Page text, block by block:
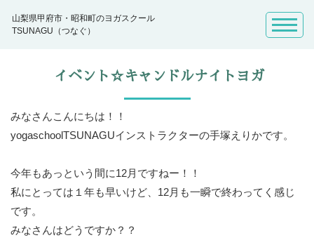
山梨県甲府市・昭和町のヨガスクール
TSUNAGU（つなぐ）
イベント☆キャンドルナイトヨガ
みなさんこんにちは！！
yogaschoolTSUNAGUインストラクターの手塚えりかです。
今年もあっという間に12月ですねー！！
私にとっては１年も早いけど、12月も一瞬で終わってく感じ
です。
みなさんはどうですか？？